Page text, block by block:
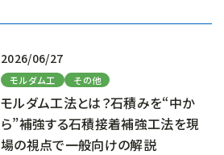
2026/06/27
モルダム工 その他
モルダム工法とは？石積みを“中か
ら”補強する石積接着補強工法を現
場の視点で一般向けの解説